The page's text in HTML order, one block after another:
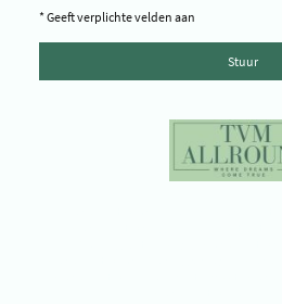
* Geeft verplichte velden aan
Stuur